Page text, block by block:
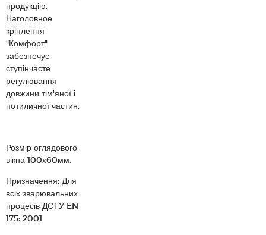
продукцію.
Наголовное
кріплення
"Комфорт"
забезпечує
ступінчасте
регулювання
довжини тім'яної і
потиличної частин.
Розмір оглядового
вікна 100х60мм.
Призначення: Для
всіх зварювальних
процесів ДСТУ EN
175: 2001